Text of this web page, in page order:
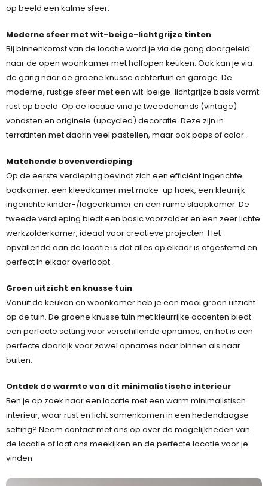
op beeld een kalme sfeer.
Moderne sfeer met wit-beige-lichtgrijze tinten
Bij binnenkomst van de locatie word je via de gang doorgeleid
naar de open woonkamer met halfopen keuken. Ook kan je via
de gang naar de groene knusse achtertuin en garage. De
moderne, rustige sfeer met een wit-beige-lichtgrijze basis vormt
rust op beeld. Op de locatie vind je tweedehands (vintage)
vondsten en originele (upcycled) decoratie. Deze zijn in
terratinten met daarin veel pastellen, maar ook pops of color.
Matchende bovenverdieping
Op de eerste verdieping bevindt zich een efficiënt ingerichte
badkamer, een kleedkamer met make-up hoek, een kleurrijk
ingerichte kinder-/logeerkamer en een ruime slaapkamer. De
tweede verdieping biedt een basic voorzolder en een zeer lichte
werkzolderkamer, ideaal voor creatieve projecten. Het
opvallende aan de locatie is dat alles op elkaar is afgestemd en
perfect in elkaar overloopt.
Groen uitzicht en knusse tuin
Vanuit de keuken en woonkamer heb je een mooi groen uitzicht
op de tuin. De groene knusse tuin met kleurrijke accenten biedt
een perfecte setting voor verschillende opnames, en het is een
perfecte doorkijk voor zowel opnames naar binnen als naar
buiten.
Ontdek de warmte van dit minimalistische interieur
Ben je op zoek naar een locatie met een warm minimalistisch
interieur, waar rust en licht samenkomen in een hedendaagse
setting? Neem contact met ons op over de mogelijkheden van
de locatie of laat ons meekijken en de perfecte locatie voor je
vinden.